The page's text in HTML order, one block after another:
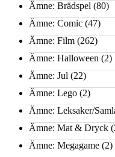
Ämne: Brädspel (80)
Ämne: Comic (47)
Ämne: Film (262)
Ämne: Halloween (2)
Ämne: Jul (22)
Ämne: Lego (2)
Ämne: Leksaker/
Ämne: Mat & Dryck
Ämne: Megagame (2)